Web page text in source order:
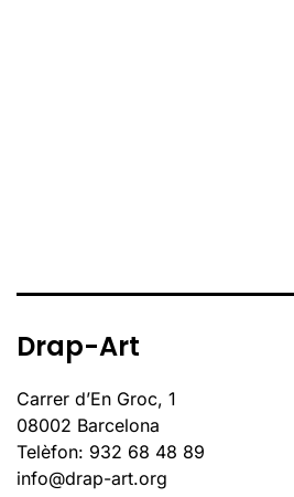
Drap-Art
Carrer d’En Groc, 1
08002 Barcelona
Telèfon: 932 68 48 89
info@drap-art.org